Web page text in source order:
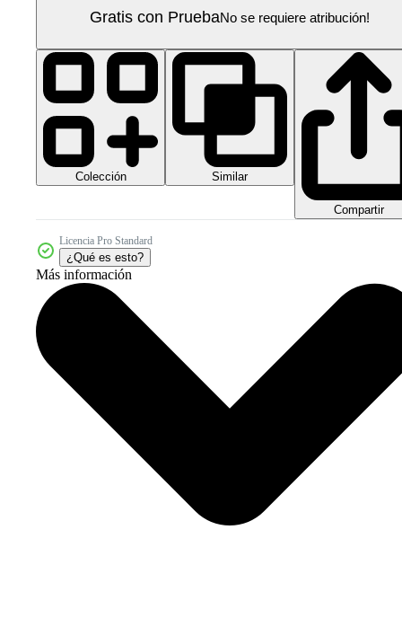
Gratis con PruebaNo se requiere atribución!
Colección Similar
Compartir
Licencia Pro Standard
¿Qué es esto?
Más información